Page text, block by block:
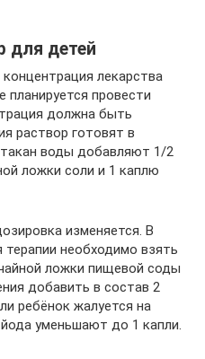
для детей
лекарства
планируется провести
должна быть
раствор готовят в
воды добавляют 1/2
ложки соли и 1 каплю
изменяется. В
необходимо взять
ложки пищевой соды
добавить в состав 2
ребёнок жалуется на
уменьшают до 1 капли.